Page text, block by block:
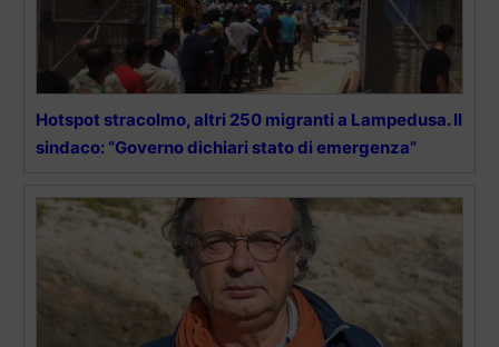
Hotspot stracolmo, altri 250 migranti a Lampedusa. Il
sindaco: “Governo dichiari stato di emergenza”